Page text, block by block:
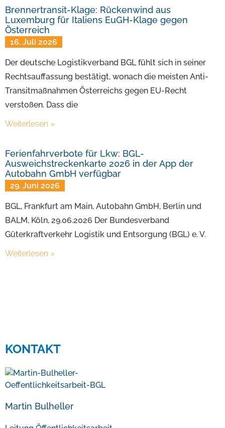
Brennertransit-Klage: Rückenwind aus
Luxemburg für Italiens EuGH-Klage gegen
Österreich
16. Juli 2026
Der deutsche Logistikverband BGL fühlt sich in seiner
Rechtsauffassung bestätigt, wonach die meisten Anti-
Transitmaßnahmen Österreichs gegen EU-Recht
verstoßen. Dass die
Weiterlesen »
Ferienfahrverbote für Lkw: BGL-
Ausweichstreckenkarte 2026 in der App der
Autobahn GmbH verfügbar
29. Juni 2026
BGL, Frankfurt am Main, Autobahn GmbH, Berlin und
BALM, Köln, 29.06.2026 Der Bundesverband
Güterkraftverkehr Logistik und Entsorgung (BGL) e. V.
Weiterlesen »
KONTAKT
Martin Bulheller